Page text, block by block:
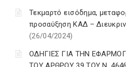
Τεκμαρτό εισόδημα,
προσαύξηση ΚΑΔ –
(26/04/2024)
ΟΔΗΓΙΕΣ ΓΙΑ ΤΗΝ